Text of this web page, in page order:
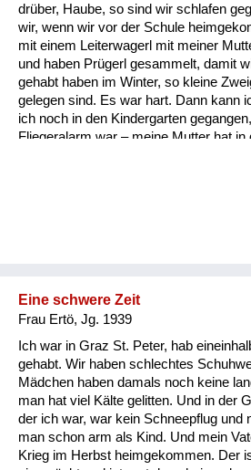
drüber, Haube, so sind wir schlafen
wir, wenn wir vor der Schule
mit einem Leiterwagerl mit meiner
und haben Prügerl gesammelt, damit
gehabt haben im Winter, so kleine
gelegen sind. Es war hart. Dann kann
ich noch in den Kindergarten
Fliegeralarm war – meine Mutter hat in
Angst. Da haben wir im Personalhaus
sind wir reingegangen. Da sind wir
Eine schwere Zeit
Frau Ertö, Jg. 1939
Ich war in Graz St. Peter, hab
gehabt. Wir haben schlechtes
Mädchen haben damals noch keine
man hat viel Kälte gelitten. Und in der
der ich war, war kein Schneepflug und
man schon arm als Kind. Und mein
Krieg im Herbst heimgekommen. Der